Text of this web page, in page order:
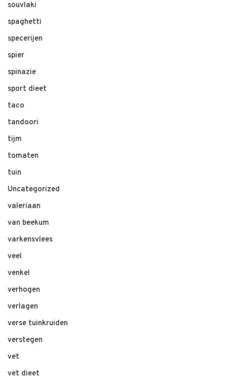
souvlaki
spaghetti
specerijen
spier
spinazie
sport dieet
taco
tandoori
tijm
tomaten
tuin
Uncategorized
valeriaan
van beekum
varkensvlees
veel
venkel
verhogen
verlagen
verse tuinkruiden
verstegen
vet
vet dieet